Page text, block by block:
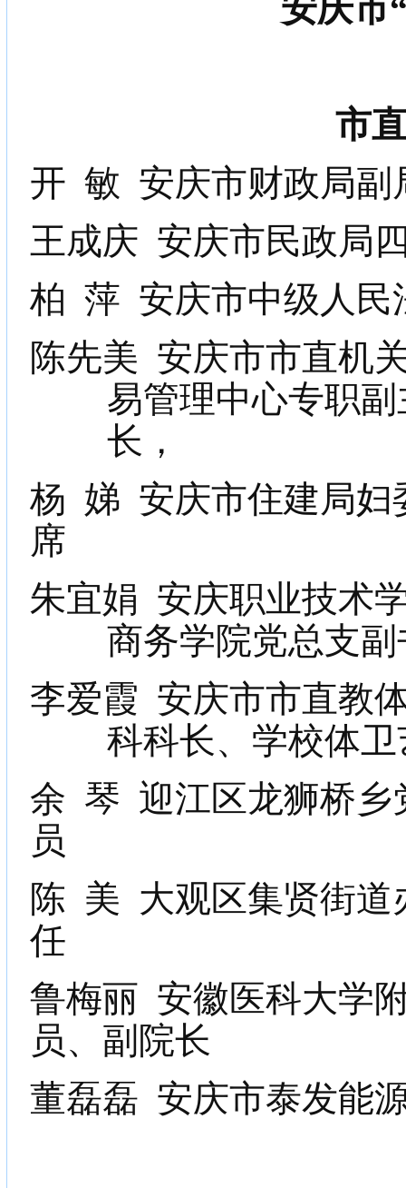
安庆市
市
开 敏 安庆市财政局副
王成庆 安庆市民政局
柏 萍 安庆市中级人
陈先美 安庆市市直机
易管理中心专职
长，
杨 娣 安庆市住建局
席
朱宜娟 安庆职业技术
商务学院党总支
李爱霞 安庆市市直教
科科长、学校体
余 琴 迎江区龙狮桥
员
陈 美 大观区集贤街
任
鲁梅丽 安徽医科大学
员、副院长
董磊磊 安庆市泰发能